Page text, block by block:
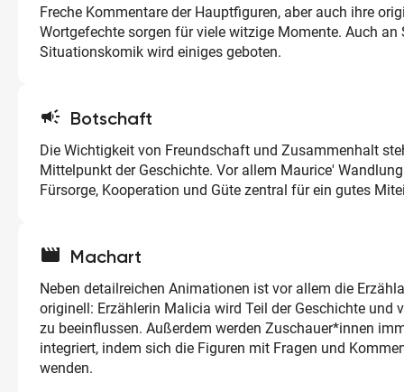
Freche Kommentare der Hauptfiguren, aber auch ihre
Wortgefechte sorgen für viele witzige Momente. Auch an
Situationskomik wird einiges geboten.
campaign Botschaft
Die Wichtigkeit von Freundschaft und Zusammenhalt
Mittelpunkt der Geschichte. Vor allem Maurice'
Fürsorge, Kooperation und Güte zentral für ein gutes
movie Machart
Neben detailreichen Animationen ist vor allem die
originell: Erzählerin Malicia wird Teil der Geschichte und
zu beeinflussen. Außerdem werden Zuschauer*innen
integriert, indem sich die Figuren mit Fragen und
wenden.